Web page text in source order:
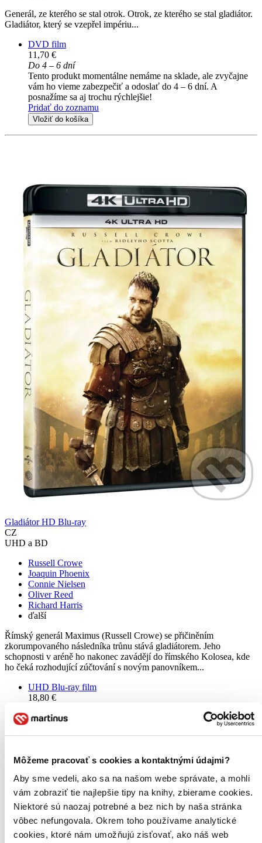
Môžeme pracovať s cookies a kontaktnými údajmi?
Aby sme vedeli, ako sa na našom webe správate, a mohli
vám zobraziť tie najlepšie tipy na knihy, zbierame cookies.
Niektoré sú naozaj potrebné a bez nich by naša stránka
vôbec nefungovala. Okrem toho používame analytické
cookies, ktoré nám umožňujú zisťovať, ako náš web
Generál, ze kterého se stal otrok. Otrok, ze kterého se stal gladiátor.
Gladiátor, který se vzepřel impériu. ..
DVD film
11,70 €
Do 4 – 6 dní
Tento produkt momentálne nemáme na sklade, ale zvyčajne
vám ho vieme zabezpečiť a odoslať do 4 – 6 dní. A
posnažíme sa aj trochu rýchlejšie!
Pridať do zoznamu
Vložiť do košíka
Gladiátor HD Blu-ray
CZ
UHD a BD
Russell Crowe
Joaquin Phoenix
Connie Nielsen
Oliver Reed
Richard Harris
ďalší
Římský generál Maximus (Russell Crowe) se přičiněním
zkorumpovaného následníka trůnu stává gladiátorem. Jeho
schopnosti v aréně ho nakonec zavádějí do římského Kolosea, kde
ho čeká rozhodující zúčtování s novým panovníkem...
UHD Blu-ray film
18,80 €
Tento film máme síce aktuálne na sklade, máme však už iba
posledné kusy. Ak ho chcete mať rýchlo, ponáhľajte sa!
Vložiť do košíka